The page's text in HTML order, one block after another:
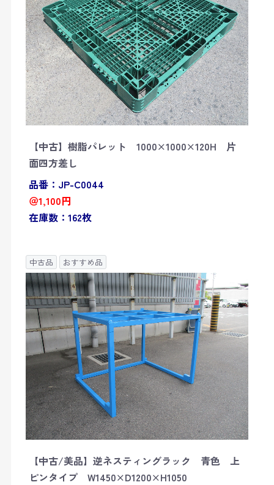
【中古】樹脂パレット 1000×1000×120H 片
面四方差し
品番：JP-C0044
＠1,100円
在庫数：162枚
中古品 おすすめ品
【中古/美品】逆ネスティングラック 青色 上
ピンタイプ W1450×D1200×H1050